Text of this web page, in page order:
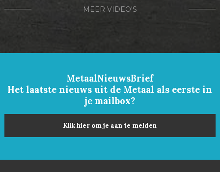
MEER VIDEO'S
MetaalNieuwsBrief
Het laatste nieuws uit de Metaal als eerste in
je mailbox?
Klik hier om je aan te melden